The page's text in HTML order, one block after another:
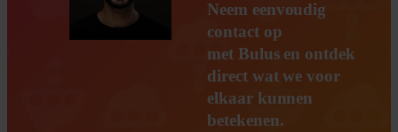
Neem eenvoudig
contact op
met Bulus en ontdek
direct wat we voor
elkaar kunnen
betekenen.